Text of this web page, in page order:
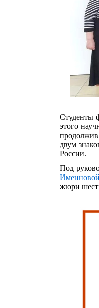
Студенты
этого
двум
России.
Под
жюри